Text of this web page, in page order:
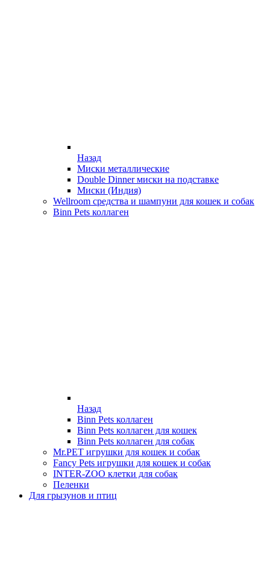
Назад
Миски металлические
Double Dinner миски на подставке
Миски (Индия)
Wellroom средства и шампуни для кошек и собак
Binn Pets коллаген
Назад
Binn Pets коллаген
Binn Pets коллаген для кошек
Binn Pets коллаген для собак
Mr.PET игрушки для кошек и собак
Fancy Pets игрушки для кошек и собак
INTER-ZOO клетки для собак
Пеленки
Для грызунов и птиц